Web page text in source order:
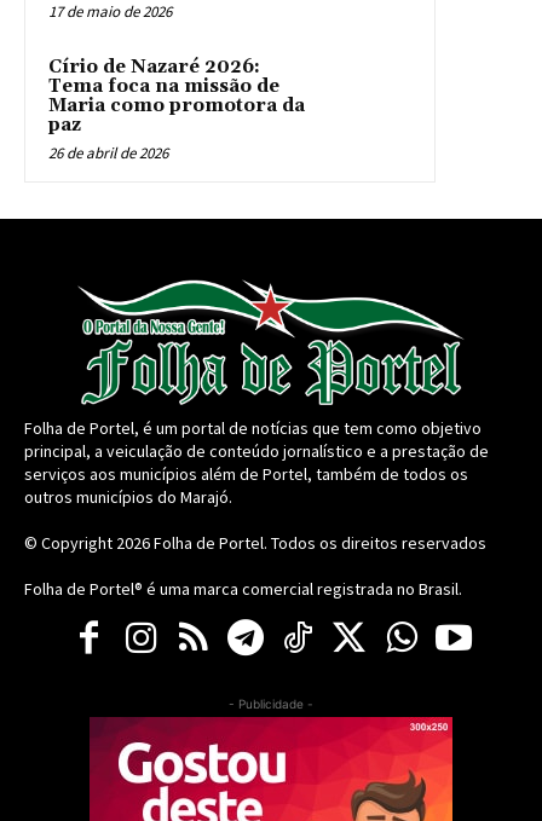
17 de maio de 2026
Círio de Nazaré 2026:
Tema foca na missão de
Maria como promotora da
paz
26 de abril de 2026
Folha de Portel, é um portal de notícias que tem como objetivo
principal, a veiculação de conteúdo jornalístico e a prestação de
serviços aos municípios além de Portel, também de todos os
outros municípios do Marajó.
© Copyright 2026Folha de Portel. Todos os direitos reservados
Folha de Portel® é uma marca comercial registrada no Brasil.
- Publicidade -